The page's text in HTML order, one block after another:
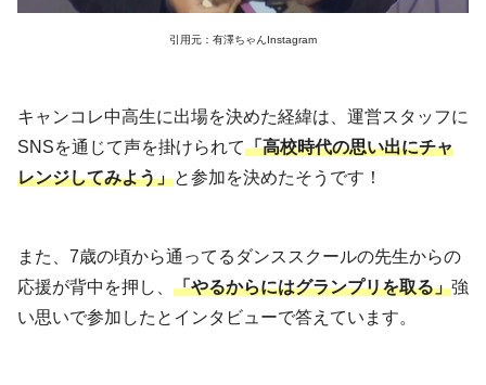
引用元：有澤ちゃんInstagram
キャンコレ中高生に出場を決めた経緯は、運営スタッフに
SNSを通じて声を掛けられて「高校時代の思い出にチャ
レンジしてみよう」と参加を決めたそうです！
また、7歳の頃から通ってるダンススクールの先生からの
応援が背中を押し、 「やるからにはグランプリを取る」強
い思いで参加したとインタビューで答えています。